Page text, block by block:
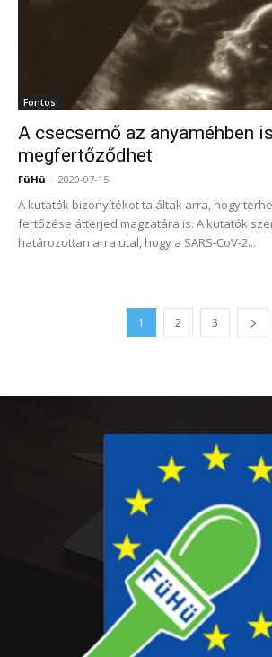
Fontos
A csecsemő az anyaméhben is
megfertőződhet
FüHü - 2020-07-15
A kutatók bizonyítékot találtak arra, hogy
fertőzése átterjed magzatára is. A kutatók
határozottan arra utal, hogy a SARS-CoV-2...
1 2 3